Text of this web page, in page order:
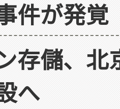
件が発覚
存儲、北
へ